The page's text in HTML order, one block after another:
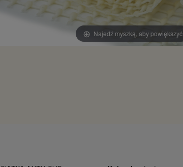
Najedź myszką, aby powiększyć